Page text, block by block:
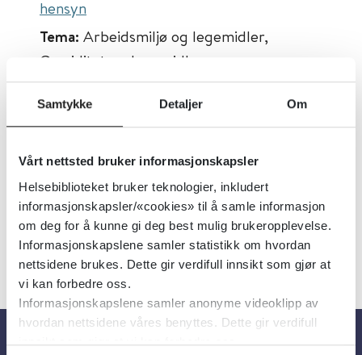
Samtykke Detaljer Om
Vårt nettsted bruker informasjonskapsler
Helsebiblioteket bruker teknologier, inkludert
informasjonskapsler/«cookies» til å samle informasjon
om deg for å kunne gi deg best mulig brukeropplevelse.
Informasjonskapslene samler statistikk om hvordan
nettsidene brukes. Dette gir verdifull innsikt som gjør at
vi kan forbedre oss.
Informasjonskapslene samler anonyme videoklipp av
hvordan nettsidene våres benyttes. Dette gir verdifull
innsikt som gjør at vi kan forbedre oss.
hensyn
Tema: Arbeidsmiljø og legemidler,
Graviditet og legemidler
Emner:Arbeidsmiljø, Graviditet
Dokumenttype: Prosedyrer